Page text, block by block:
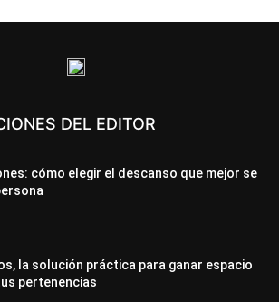
DEL EDITOR
cómo elegir el descanso que mejor se
la solución práctica para ganar espacio
pertenencias